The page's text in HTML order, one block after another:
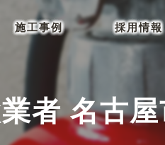
施工事例 採用情報
者 名古